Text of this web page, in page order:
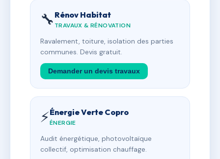
🔧 Rénov Habitat
TRAVAUX & RÉNOVATION
Ravalement, toiture, isolation des parties
communes. Devis gratuit.
Demander un devis travaux
⚡Énergie Verte Copro
ÉNERGIE
Audit énergétique, photovoltaïque
collectif, optimisation chauffage.